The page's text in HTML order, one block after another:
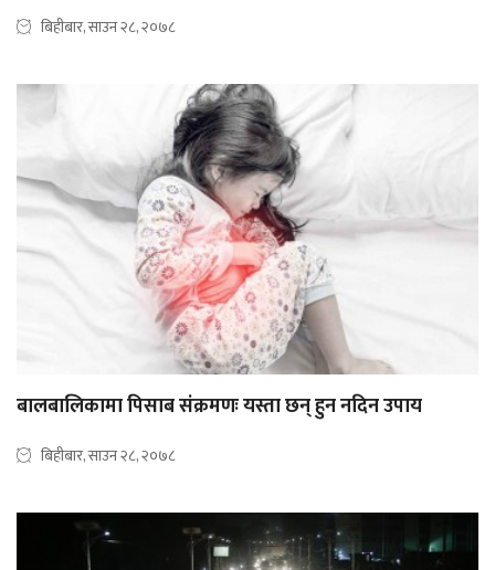
बिहीबार, साउन २८, २०७८
बालबालिकामा पिसाब संक्रमणः यस्ता छन् हुन नदिन उपाय
बिहीबार, साउन २८, २०७८